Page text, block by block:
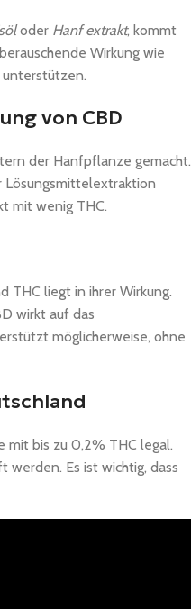
oder Hanf extrakt, kommt
Wirkung wie
unterstützen.
von CBD
der Hanfpflanze gemacht.
Lösungsmittelextraktion
mit wenig THC.
THC liegt in ihrer Wirkung.
wirkt auf das
möglicherweise, ohne
mit bis zu 0,2% THC legal.
werden. Es ist wichtig, dass